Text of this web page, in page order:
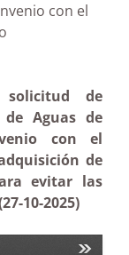
con el
solicitud de
Aguas de
con el
de
evitar las
10-2025)